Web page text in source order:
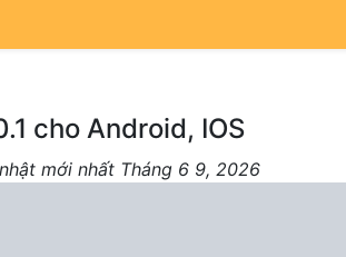
cho Android, IOS
mới nhất Tháng 6 9, 2026